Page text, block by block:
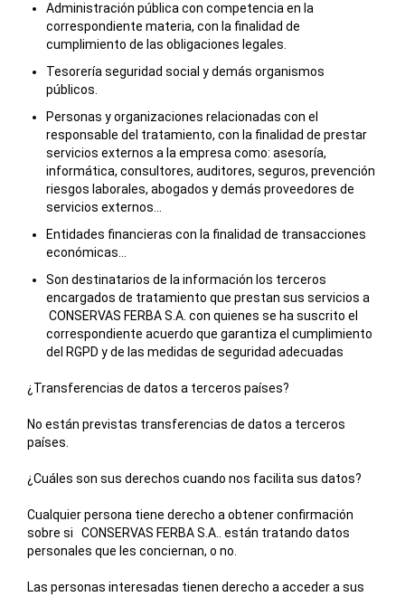
Administración pública con competencia en la
correspondiente materia, con la finalidad de
cumplimiento de las obligaciones legales.
Tesorería seguridad social y demás organismos
públicos.
Personas y organizaciones relacionadas con el
responsable del tratamiento, con la finalidad de prestar
servicios externos a la empresa como: asesoría,
informática, consultores, auditores, seguros, prevención
riesgos laborales, abogados y demás proveedores de
servicios externos...
Entidades financieras con la finalidad de transacciones
económicas...
Son destinatarios de la información los terceros
encargados de tratamiento que prestan sus servicios a
CONSERVAS FERBA S.A. con quienes se ha suscrito el
correspondiente acuerdo que garantiza el cumplimiento
del RGPD y de las medidas de seguridad adecuadas
¿Transferencias de datos a terceros países?
No están previstas transferencias de datos a terceros
países.
¿Cuáles son sus derechos cuando nos facilita sus datos?
Cualquier persona tiene derecho a obtener confirmación
sobre si
CONSERVAS FERBA S.A. . están tratando datos
personales que les conciernan, o no.
Las personas interesadas tienen derecho a acceder a sus